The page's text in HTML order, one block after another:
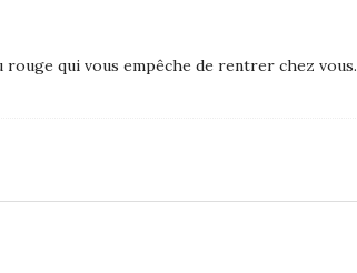
qui vous empêche de rentrer chez vous.